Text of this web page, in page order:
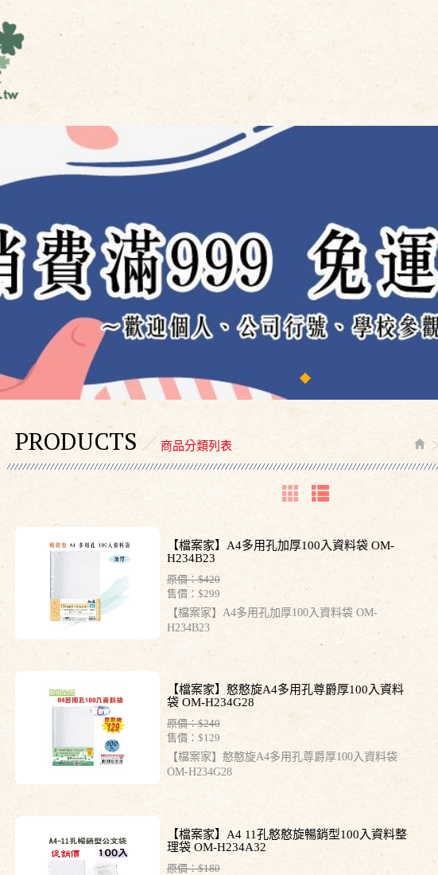
PRODUCTS 商品分類列表
【檔案家】A4多用孔加厚100入資料袋 OM-
H234B23
原價：$420
售價： $299
【檔案家】A4多用孔加厚100入資料袋 OM-
H234B23
【檔案家】憨憨旋A4多用孔尊爵厚100入資料
袋 OM-H234G28
原價：$240
售價： $129
【檔案家】憨憨旋A4多用孔尊爵厚100入資料袋
OM-H234G28
【檔案家】A4 11孔憨憨旋暢銷型100入資料整
理袋 OM-H234A32
原價：$180